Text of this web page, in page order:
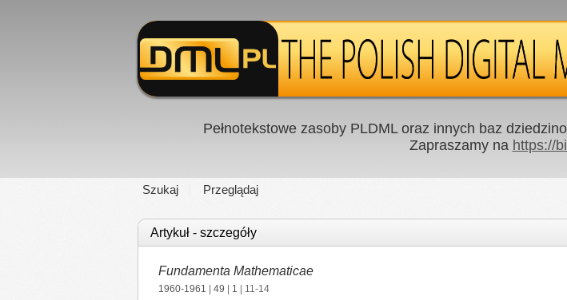
Pełnotekstowe zasoby PLDML oraz innych baz
Zapraszamy na https://
Szukaj Przeglądaj
Artykuł - szczegóły
Fundamenta Mathematicae
1960-1961 49 1 | 11-14